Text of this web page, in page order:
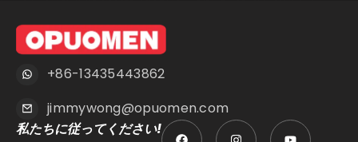
+86-13435443862
jimmywong@opuomen.com
私たちに従ってください!